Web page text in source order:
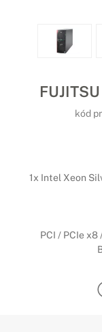
kód
1x Intel Xeon
PCI / PCIe x8